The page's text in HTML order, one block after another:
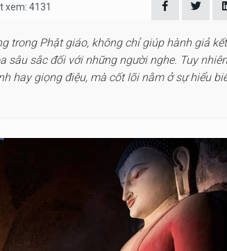
xem: 4131
trong Phật giáo, không chỉ giúp hành giả
sâu sắc đối với những người nghe. Tuy
hay giọng điệu, mà cốt lõi nằm ở sự hiểu